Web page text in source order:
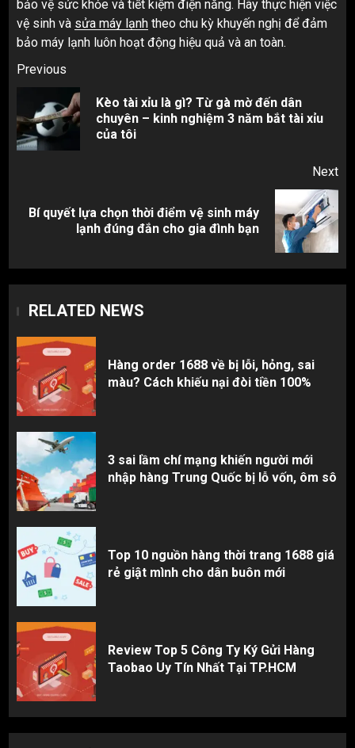
bảo vệ sức khỏe và tiết kiệm điện năng. Hãy thực hiện việc
vệ sinh và sửa máy lạnh theo chu kỳ khuyến nghị để đảm
bảo máy lạnh luôn hoạt động hiệu quả và an toàn.
Post
navigation
Previous
Kèo tài xỉu là gì? Từ gà mờ đến dân
chuyên – kinh nghiệm 3 năm bắt tài xỉu
của tôi
Next
Next
Bí quyết lựa chọn thời điểm vệ sinh máy
lạnh đúng đắn cho gia đình bạn
RELATED NEWS
Hàng order 1688 về bị lỗi, hỏng, sai
màu? Cách khiếu nại đòi tiền 100%
3 sai lầm chí mạng khiến người mới
nhập hàng Trung Quốc bị lỗ vốn, ôm sô
Top 10 nguồn hàng thời trang 1688 giá
rẻ giật mình cho dân buôn mới
Review Top 5 Công Ty Ký Gửi Hàng
Taobao Uy Tín Nhất Tại TP.HCM